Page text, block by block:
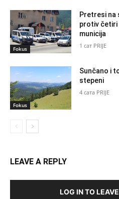
Fokus
Pretresi na
protiv četiri
municija
1 сат PRIJE
Fokus
Sunčano i
stepeni
4 сата PRIJE
LEAVE A REPLY
LOG IN TO